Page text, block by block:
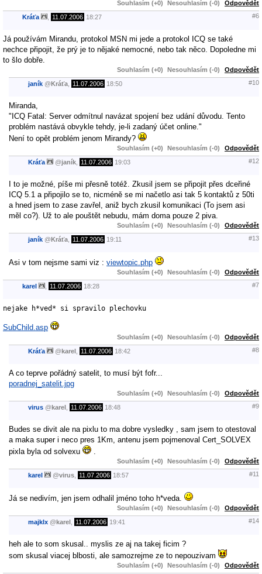
Souhlasím (+0) Nesouhlasím (-0) Odpovědět
Kráťa 11.07.2006 18:27 #6
Já používám Mirandu, protokol MSN mi jede a protokol ICQ se také
nechce připojit, že prý je to nějaké nemocné, nebo tak něco. Dopoledne mi
to šlo dobře.
Souhlasím (+0) Nesouhlasím (-0) Odpovědět
janík @Kráťa 11.07.2006 18:50 #10
Miranda,
"ICQ Fatal: Server odmítnul navázat spojení bez udání důvodu. Tento
problém nastává obvykle tehdy, je-li zadaný účet online."
Není to opět problém jenom Mirandy?
Souhlasím (+0) Nesouhlasím (-0) Odpovědět
Kráťa @janík 11.07.2006 19:03 #12
I to je možné, píše mi přesně totéž. Zkusil jsem se připojit přes dceřiné
ICQ 5.1 a připojilo se to, nicméně se mi načetlo asi tak 5 kontaktů z 50ti
a hned jsem to zase zavřel, aniž bych zkusil komunikaci (To jsem asi
měl co?). Už to ale pouštět nebudu, mám doma pouze 2 piva.
Souhlasím (+0) Nesouhlasím (-0) Odpovědět
janík @Kráťa 11.07.2006 19:11 #13
Asi v tom nejsme sami viz : viewtopic.php
Souhlasím (+0) Nesouhlasím (-0) Odpovědět
karel 11.07.2006 18:28 #7
nejake h*ved* si spravilo plechovku
SubChild.asp
Souhlasím (+0) Nesouhlasím (-0) Odpovědět
Kráťa @karel 11.07.2006 18:42 #8
A co teprve pořádný satelit, to musí být fofr...
poradnej_satelit.jpg
Souhlasím (+0) Nesouhlasím (-0) Odpovědět
virus @karel 11.07.2006 18:48 #9
Budes se divit ale na pixlu to ma dobre vysledky , sam jsem to otestoval
a maka super i neco pres 1Km, antenu jsem pojmenoval Cert_SOLVEX
pixla byla od solvexu
Souhlasím (+0) Nesouhlasím (-0) Odpovědět
karel @virus 11.07.2006 18:57 #11
Já se nedivím, jen jsem odhalil jméno toho h*veda.
Souhlasím (+0) Nesouhlasím (-0) Odpovědět
majklx @karel 11.07.2006 19:41 #14
heh ale to som skusal.. myslis ze aj na takej ficim ?
som skusal viacej blbosti, ale samozrejme ze to nepouzivam
Souhlasím (+0) Nesouhlasím (-0) Odpovědět